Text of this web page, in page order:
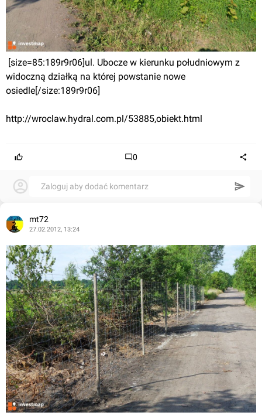
widoczną działką na której powstanie nowe
osiedle[/size:189r9r06]
http://wroclaw.hydral.com.pl/53885,obiekt.html
0
Zaloguj aby dodać komentarz
mt72
27.02.2012, 13:24